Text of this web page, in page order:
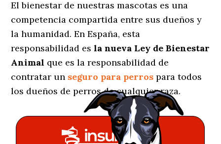
El bienestar de nuestras mascotas es una
competencia compartida entre sus dueños y
la humanidad. En España, esta
responsabilidad esla nueva Ley de Bienestar
Animal que es la responsabilidad de
contratar un seguro para perros para todos
los dueños de perros de cualquier raza.